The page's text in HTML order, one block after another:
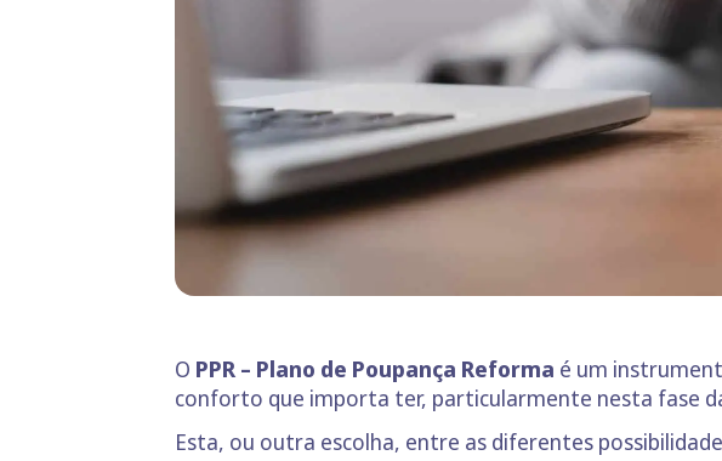
O PPR – Plano de Poupança Reforma é um
conforto que importa ter, particularmente nesta fase
Esta, ou outra escolha, entre as diferentes